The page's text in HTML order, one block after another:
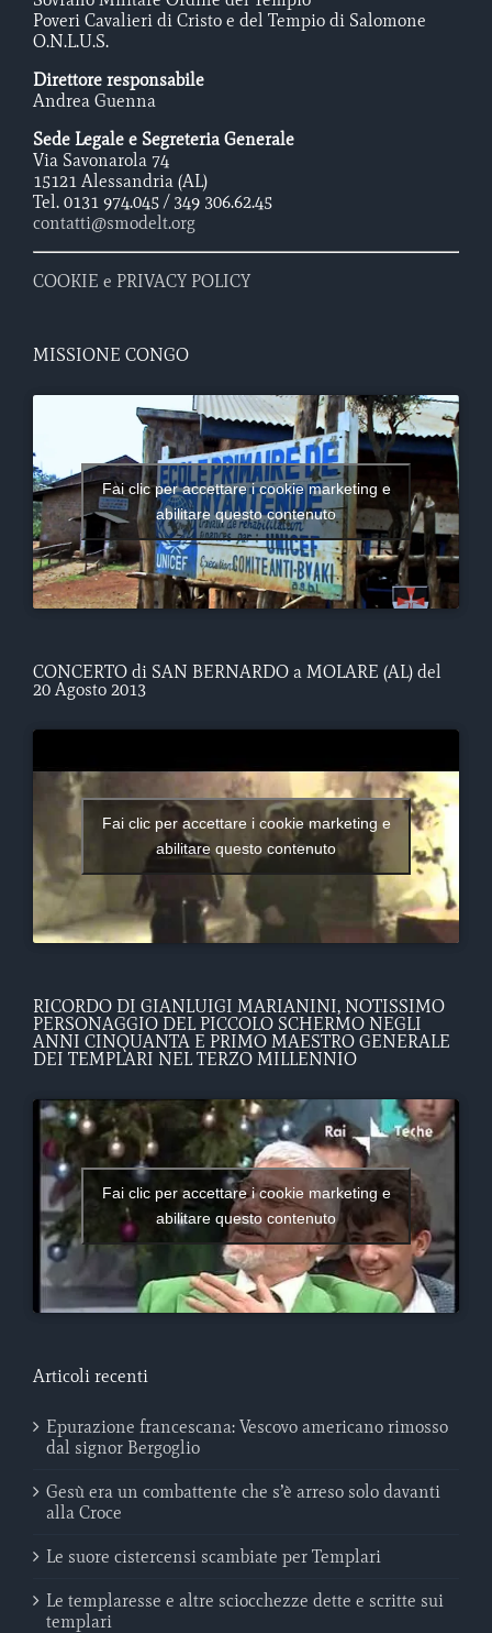
Poveri Cavalieri di Cristo e del Tempio di Salomone
O.N.L.U.S.
Direttore responsabile
Andrea Guenna
Sede Legale e Segreteria Generale
Via Savonarola 74
15121 Alessandria (AL)
Tel. 0131 974.045 / 349 306.62.45
contatti@smodelt.org
COOKIE e PRIVACY POLICY
MISSIONE CONGO
Fai clic per accettare i cookie marketing e
abilitare questo contenuto
CONCERTO di SAN BERNARDO a MOLARE (AL) del
20 Agosto 2013
Fai clic per accettare i cookie marketing e
abilitare questo contenuto
RICORDO DI GIANLUIGI MARIANINI, NOTISSIMO
PERSONAGGIO DEL PICCOLO SCHERMO NEGLI
ANNI CINQUANTA E PRIMO MAESTRO GENERALE
DEI TEMPLARI NEL TERZO MILLENNIO
Fai clic per accettare i cookie marketing e
abilitare questo contenuto
Articoli recenti
Epurazione francescana: Vescovo americano rimosso
dal signor Bergoglio
Gesù era un combattente che s’è arreso solo davanti
alla Croce
Le suore cistercensi scambiate per Templari
Le templaresse e altre sciocchezze dette e scritte sui
templari